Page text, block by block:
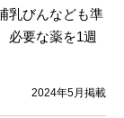
乳びんなども準
必要な薬を1週
2024年5月掲載